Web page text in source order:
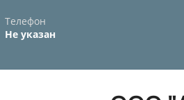
Телефон
Не указан